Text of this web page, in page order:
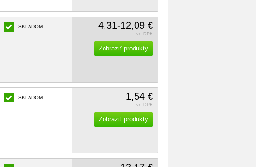
SKLADOM 4,31-12,09 €
vr. DPH
Zobraziť produkty
SKLADOM 1,54 €
vr. DPH
Zobraziť produkty